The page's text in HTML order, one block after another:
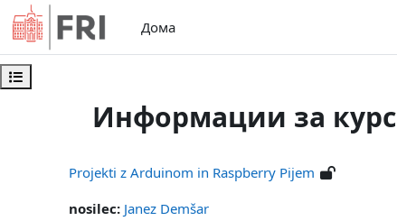
Оди до главна содржина
Дома
Open course index
Информации за курс
Projekti z Arduinom in Raspberry Pijem
nosilec: Janez Demšar